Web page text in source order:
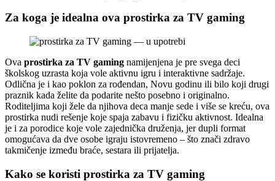
Za koga je idealna ova prostirka za TV gaming
Ova prostirka za TV gaming namijenjena je pre svega deci
školskog uzrasta koja vole aktivnu igru i interaktivne sadržaje.
Odlična je i kao poklon za rođendan, Novu godinu ili bilo koji drugi
praznik kada želite da podarite nešto posebno i originalno.
Roditeljima koji žele da njihova deca manje sede i više se kreću, ova
prostirka nudi rešenje koje spaja zabavu i fizičku aktivnost. Idealna
je i za porodice koje vole zajednička druženja, jer dupli format
omogućava da dve osobe igraju istovremeno – što znači zdravo
takmičenje između braće, sestara ili prijatelja.
Kako se koristi prostirka za TV gaming